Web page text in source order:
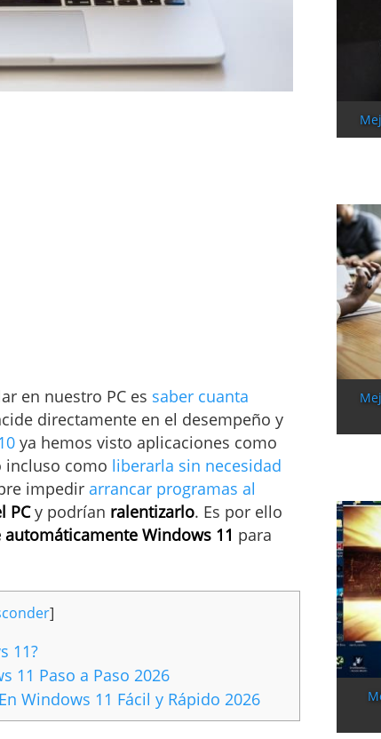
en nuestro PC es saber cuanta
directamente en el desempeño y
ya hemos visto aplicaciones como
incluso como liberarla sin necesidad
impedir arrancar programas al
PCy podrían ralentizarlo. Es por ello
Windows 11 para
]
11?
11 Paso a Paso 2026
Windows 11 Fácil y Rápido 2026